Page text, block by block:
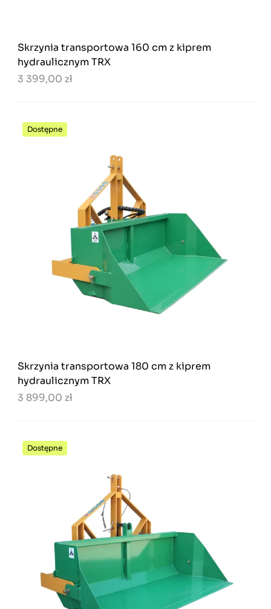
Skrzynia transportowa 160 cm z kiprem
hydraulicznym TRX
3 399,00 zł
Dostępne
Skrzynia transportowa 180 cm z kiprem
hydraulicznym TRX
3 899,00 zł
Dostępne